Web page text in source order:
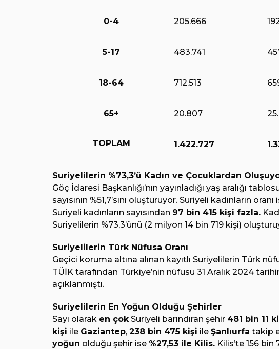
0-4 205.666
5-17 483.741
18-64 712.513
65+ 20.807
TOPLAM 1.422.727
Suriyelilerin %73,3’ü Kadın ve Çocuklardan
Göç İdaresi Başkanlığı’nın yayınladığı yaş aralığı
sayısının %51,7’sını oluşturuyor. Suriyeli kadınların
Suriyeli kadınların sayısından 97 bin 415 kişi fazla.
Suriyelilerin %73,3’ünü (2 milyon 14 bin 719 kişi)
Suriyelilerin Türk Nüfusa Oranı
Geçici koruma altına alınan kayıtlı Suriyelilerin Türk
TÜİK tarafından Türkiye’nin nüfusu 31 Aralık 2024
açıklanmıştı.
Suriyelilerin En Yoğun Olduğu Şehirler
Sayı olarak en çokSuriyeli barındıran şehir 481 bin 11
kişi ile Gaziantep, 238 bin 475 kişi ile Şanlıurfa takip
yoğun olduğu şehir ise %27,53 ile Kilis. Kilis’te 156 bin